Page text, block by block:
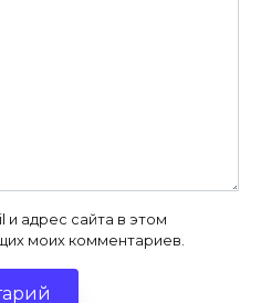
и адрес сайта в этом
моих комментариев.